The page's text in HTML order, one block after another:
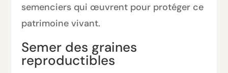
semenciers qui œuvrent pour protéger ce
patrimoine vivant.
Semer des graines
reproductibles